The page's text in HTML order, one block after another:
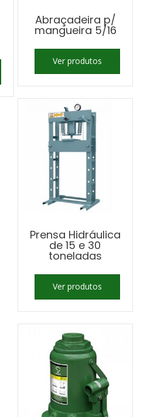
Abraçadeira p/
mangueira 5/16
Ver produtos
Prensa Hidráulica
de 15 e 30
toneladas
Ver produtos